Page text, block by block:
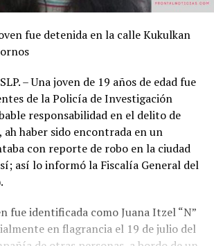
fue detenida en la calle Kukulkan
– Una joven de 19 años de edad fue
de la Policía de Investigación
responsabilidad en el delito de
ah haber sido encontrada en un
con reporte de robo en la ciudad
así lo informó la Fiscalía General del
fue identificada como Juana Itzel “N”
en flagrancia el 19 de julio del